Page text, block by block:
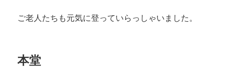
ご老人たちも元気に登っていらっしゃいました。
本堂